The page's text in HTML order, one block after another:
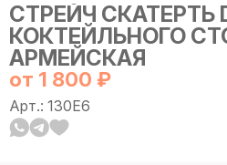
СТРЕЙЧ СКАТЕРТЬ
КОКТЕЙЛЬНОГО
АРМЕЙСКАЯ
от 1 800 ₽
Арт.: 130E6